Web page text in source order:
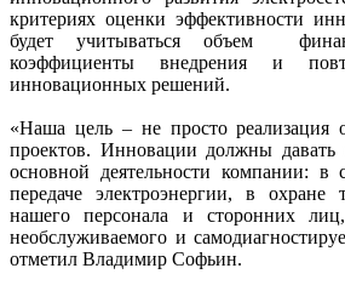
критериях оценки эффективности
будет учитываться объем
коэффициенты внедрения и
инновационных решений.
«Наша цель – не просто реализация
проектов. Инновации должны давать
основной деятельности компании: в
передаче электроэнергии, в охране
нашего персонала и сторонних
необслуживаемого и
отметил Владимир Софьин.